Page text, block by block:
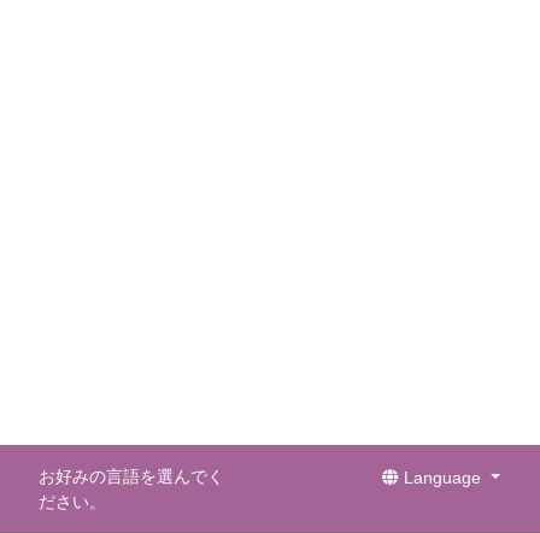
お好みの言語を選んでく
ださい。
Language